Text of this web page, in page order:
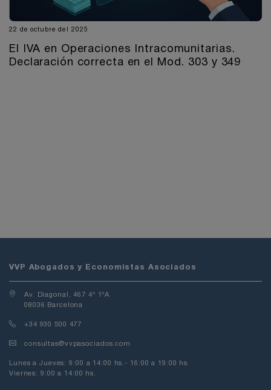
22 de octubre del 2025
El IVA en Operaciones Intracomunitarias.
Declaración correcta en el Mod. 303 y 349
VVP Abogados y Economistas Asociados
Av. Diagonal, 467 4º 1ºA
08036 Barcelona
+34 930 500 477
consultas@vvpasociados.com
Lunes a Jueves: 9:00 a 14:00 hs.- 16:00 a 19:00 hs.
Viernes: 9:00 a 14:00 hs.